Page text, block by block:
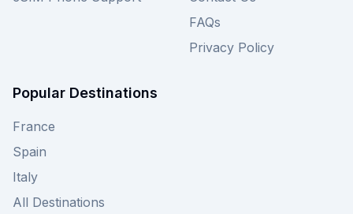
FAQs
Privacy Policy
Popular Destinations
France
Spain
Italy
All Destinations